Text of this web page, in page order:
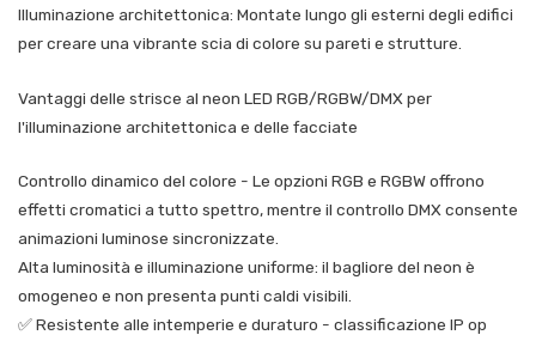
Illuminazione architettonica: Montate lungo gli esterni degli edifici
per creare una vibrante scia di colore su pareti e strutture.
Vantaggi delle strisce al neon LED RGB/RGBW/DMX per
l'illuminazione architettonica e delle facciate
Controllo dinamico del colore - Le opzioni RGB e RGBW offrono
effetti cromatici a tutto spettro, mentre il controllo DMX consente
animazioni luminose sincronizzate.
Alta luminosità e illuminazione uniforme: il bagliore del neon è
omogeneo e non presenta punti caldi visibili.
✅ Resistente alle intemperie e duraturo - classificazione IP op